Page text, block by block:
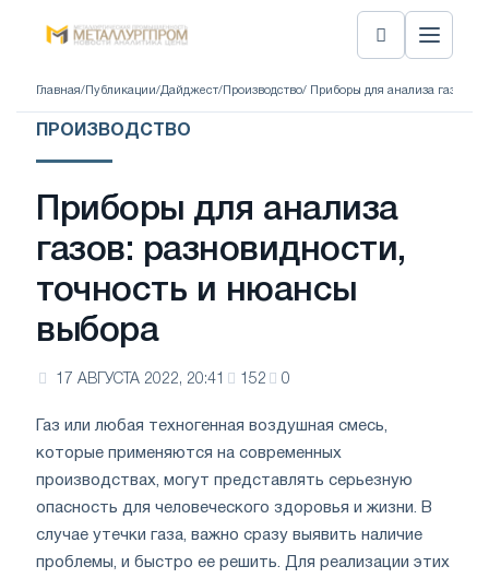
Главная/ Публикации/Дайджест/ Производство/ Приборы для анализа газов:
ПРОИЗВОДСТВО
Приборы для анализа
газов: разновидности,
точность и нюансы
выбора
17 АВГУСТА 2022, 20:41 152 0
Газ или любая техногенная воздушная смесь,
которые применяются на современных
производствах, могут представлять серьезную
опасность для человеческого здоровья и жизни. В
случае утечки газа, важно сразу выявить наличие
проблемы, и быстро ее решить. Для реализации этих